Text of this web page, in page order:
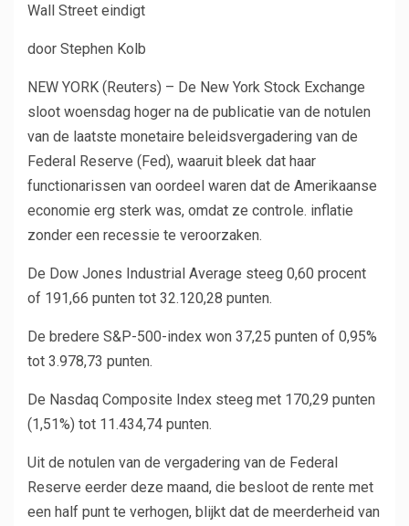
Wall Street eindigt
door Stephen Kolb
NEW YORK (Reuters) – De New York Stock Exchange
sloot woensdag hoger na de publicatie van de notulen
van de laatste monetaire beleidsvergadering van de
Federal Reserve (Fed), waaruit bleek dat haar
functionarissen van oordeel waren dat de Amerikaanse
economie erg sterk was, omdat ze controle. inflatie
zonder een recessie te veroorzaken.
De Dow Jones Industrial Average steeg 0,60 procent
of 191,66 punten tot 32.120,28 punten.
De bredere S&P-500-index won 37,25 punten of 0,95%
tot 3.978,73 punten.
De Nasdaq Composite Index steeg met 170,29 punten
(1,51%) tot 11.434,74 punten.
Uit de notulen van de vergadering van de Federal
Reserve eerder deze maand, die besloot de rente met
een half punt te verhogen, blijkt dat de meerderheid van